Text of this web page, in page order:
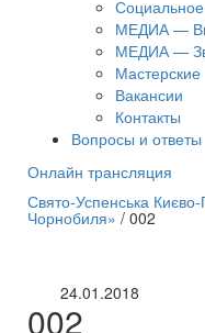
МЕДИА —
МЕДИА —
Мастерские
Вакансии
Контакты
Вопросы и ответы
Онлайн трансляция
12 сентября
Свято-Успенська
Чорнобиля» / 002
24.01.2018
002